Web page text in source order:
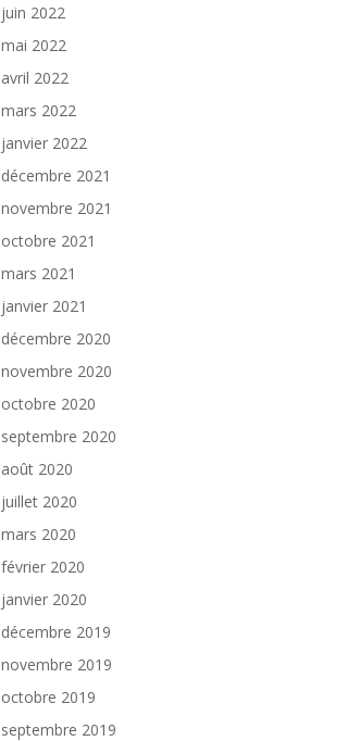
juin 2022
mai 2022
avril 2022
mars 2022
janvier 2022
décembre 2021
novembre 2021
octobre 2021
mars 2021
janvier 2021
décembre 2020
novembre 2020
octobre 2020
septembre 2020
août 2020
juillet 2020
mars 2020
février 2020
janvier 2020
décembre 2019
novembre 2019
octobre 2019
septembre 2019